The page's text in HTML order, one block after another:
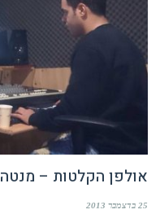
אולפן הקלטות – מנטה
25 בדצמבר 2013